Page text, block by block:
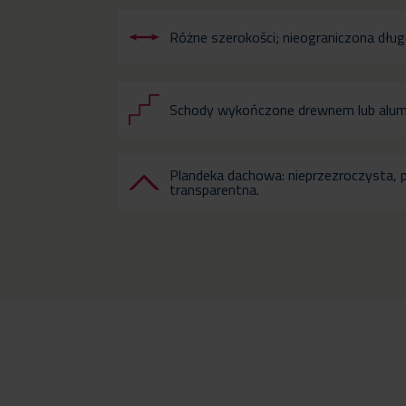
Różne szerokości; nieograniczona
Schody wykończone drewnem lub
Plandeka dachowa:
transparentna.